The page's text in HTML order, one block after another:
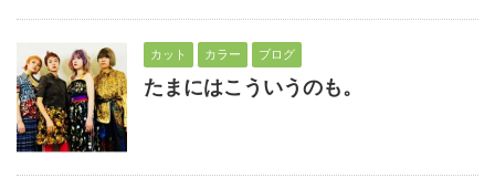
カット カラー ブログ
たまにはこういうのも。